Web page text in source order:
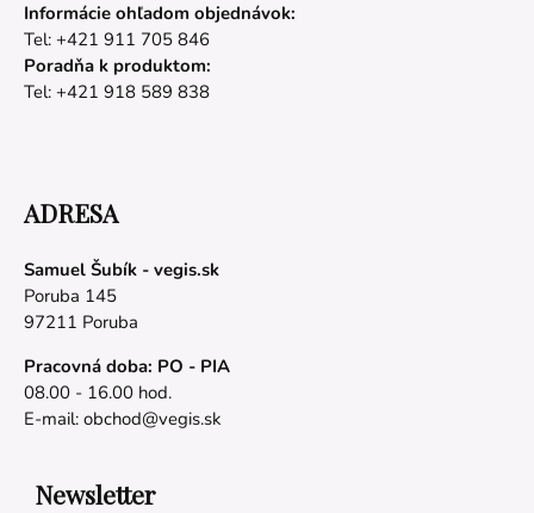
Informácie ohľadom objednávok:
Tel: +421 911 705 846
Poradňa k produktom:
Tel: +421 918 589 838
ADRESA
Samuel Šubík - vegis.sk
Poruba 145
97211 Poruba
Pracovná doba: PO - PIA
08.00 - 16.00 hod.
E-mail: obchod@vegis.sk
Newsletter